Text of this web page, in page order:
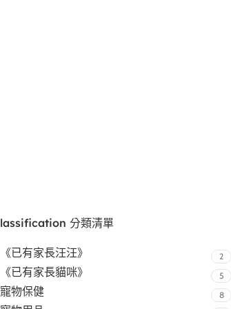
lassification 分類清單
《已有家長汪汪》 2
《已有家長貓咪》 5
寵物保健 8